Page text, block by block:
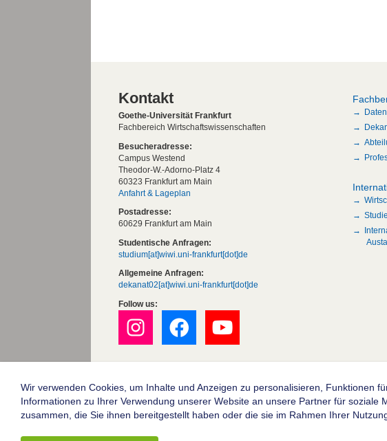
Kontakt
Goethe-Universität Frankfurt
Fachbereich Wirtschaftswissenschaften
Besucheradresse:
Campus Westend
Theodor-W.-Adorno-Platz 4
60323 Frankfurt am Main
Anfahrt & Lageplan
Postadresse:
60629 Frankfurt am Main
Studentische Anfragen:
studium[at]wiwi.uni-frankfurt[dot]de
Allgemeine Anfragen:
dekanat02[at]wiwi.uni-frankfurt[dot]de
Follow us:
Impressum
Datenschutz
Barrierefreiheit
Wir verwenden Cookies, um Inhalte und Anzeigen zu personalisieren, Funktionen
Informationen zu Ihrer Verwendung unserer Website an unsere Partner für
zusammen, die Sie ihnen bereitgestellt haben oder die sie im Rahmen Ihrer